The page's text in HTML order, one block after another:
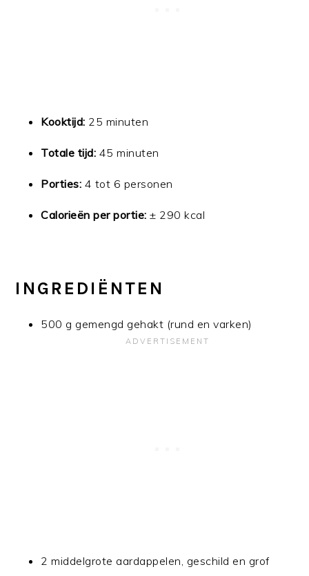
Kooktijd: 25 minuten
Totale tijd: 45 minuten
Porties: 4 tot 6 personen
Calorieën per portie: ± 290 kcal
INGREDIËNTEN
500 g gemengd gehakt (rund en varken)
2 middelgrote aardappelen, geschild en grof